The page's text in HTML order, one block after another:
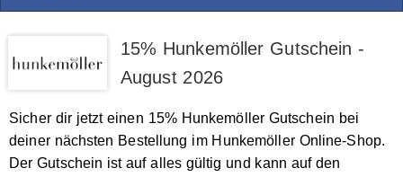
15% Hunkemöller Gutschein -
August 2026
Sicher dir jetzt einen 15% Hunkemöller Gutschein bei
deiner nächsten Bestellung im Hunkemöller Online-Shop.
Der Gutschein ist auf alles gültig und kann auf den